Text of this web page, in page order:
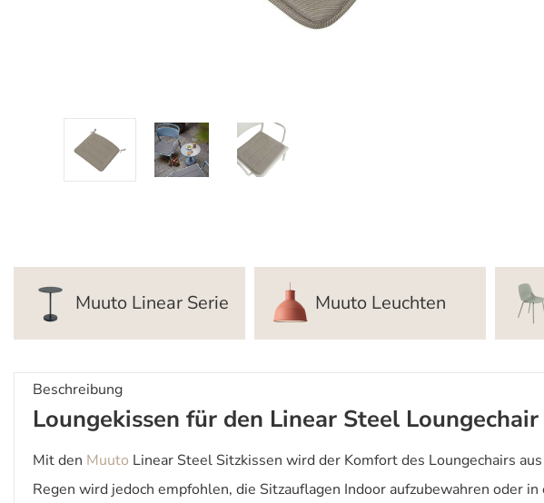
Muuto Linear Serie Muuto Leuchten
Beschreibung
Loungekissen für den Linear Steel Loungechair
Mit den Muuto Linear Steel Sitzkissen wird der Komfort des Loungechairs
Regen wird jedoch empfohlen, die Sitzauflagen Indoor aufzubewahren oder